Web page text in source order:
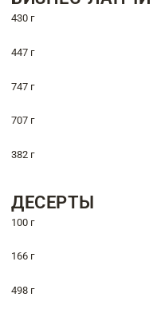
430 г
447 г
747 г
707 г
382 г
ДЕСЕРТЫ
100 г
166 г
498 г